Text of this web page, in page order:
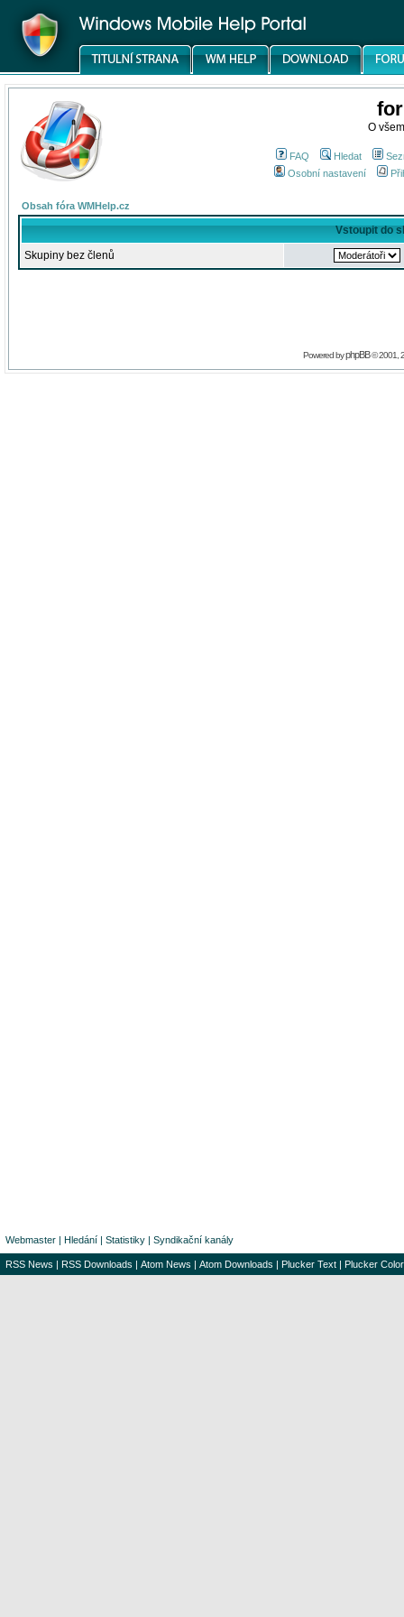
O
FAQ Hledat
Osobní nastavení
Obsah fóra WMHelp.cz
Vstoupit do
Skupiny bez členů
Powered byphpBB© 2001,
Webmaster | Hledání | Statistiky | Syndikační kanály
RSS News | RSS Downloads | Atom News | Atom Downloads | Plucker Text | Plucker Color